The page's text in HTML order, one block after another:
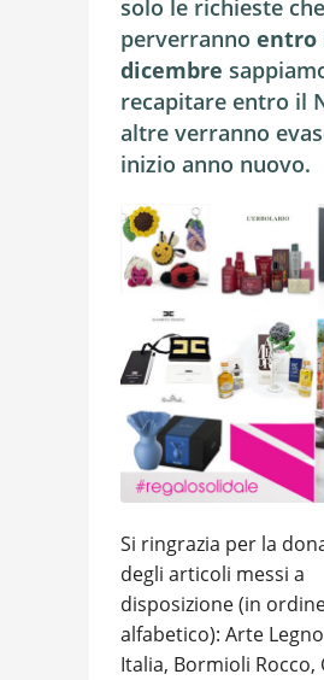
solo le richieste che
perverranno entro
dicembre
recapitare entro il
altre verranno
inizio anno nuovo.
Si ringrazia per la
degli articoli messi a
disposizione (in
alfabetico): Arte
Italia, Bormioli Rocco,